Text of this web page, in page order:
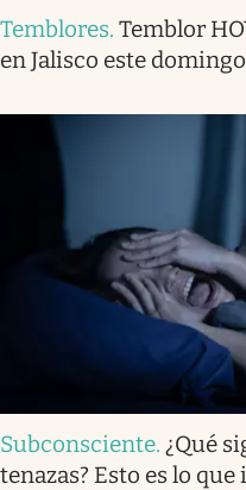
Temblores. Temblor
en Jalisco este
Subconsciente. ¿Qué
tenazas? Esto es lo